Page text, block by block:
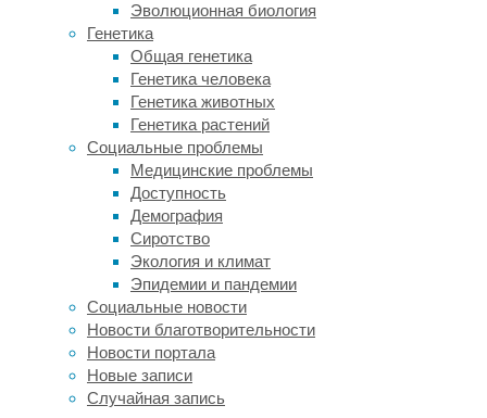
Эволюционная биология
Генетика
Общая генетика
Генетика человека
Генетика животных
Генетика растений
Социальные проблемы
Медицинские проблемы
Доступность
Демография
Сиротство
Экология и климат
Эпидемии и пандемии
Социальные новости
Новости благотворительности
Новости портала
Новые записи
Случайная запись
Так,
до
сих
пор
не
ясно,
когда
где
возникла
жизнь,
когда
диверсифицировались
ранние
микробные
сообщества
и
какие